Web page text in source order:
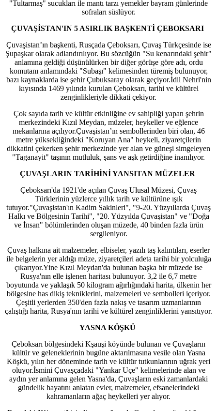
"Tultarmaş" sucukları ile mantı tarzı yemekler bayram günlerinde
sofraları süslüyor.
ÇUVAŞİSTAN'IN 5 ASIRLIK BAŞKENTİ ÇEBOKSARI
Çuvaşistan’ın başkenti, Rusçada Çeboksarı, Çuvaş Türkçesinde ise
Şupaşkar olarak adlandırılıyor. Bu sözcüğün "Su kenarındaki şehir"
anlamına geldiği düşünülürken bir diğer görüşe göre adı, ordu
komutanı anlamındaki "Subaşı" kelimesinden türemiş bulunuyor,
bazı kaynaklarda ise şehir Çubuksaray olarak geçiyor.İdil Nehri'nin
kıyısında 1469 yılında kurulan Çeboksarı, tarihi ve kültürel
zenginlikleriyle dikkati çekiyor.
Çok sayıda tarih ve kültür etkinliğine ev sahipliği yapan şehrin
merkezindeki Kızıl Meydan, müzeler, heykeller ve eğlence
mekanlarına açılıyor.Çuvaşistan’ın sembollerinden biri olan, 46
metre yüksekliğindeki "Koruyan Ana" heykeli, ziyaretçilerin
dikkatini çekerken şehir merkezinde yer alan ve güneşi simgeleyen
"Taganayit" taşının mutluluk, şans ve aşk getirdiğine inanılıyor.
ÇUVAŞLARIN TARİHİNİ YANSITAN MÜZELER
Çeboksarı'da 1921'de açılan Çuvaş Ulusal Müzesi, Çuvaş
Türklerinin yüzlerce yıllık tarih ve kültürüne ışık
tutuyor."Çuvaşistan'ın Kadim Sakinleri", "9-20. Yüzyıllarda Çuvaş
Halkı ve Bölgesinin Tarihi", "20. Yüzyılda Çuvaşistan" ve "Doğa
ve İnsan" bölümlerinden oluşan müzede, 40 binden fazla ürün
sergileniyor.
Çuvaş halkına ait malzemeler, elbiseler, yazılı taş kalıntıları, eserler
ile belgelerin yer aldığı müze, ziyaretçileri adeta tarihi bir yolculuğa
çıkarıyor.Yine Kızıl Meydan'da bulunan başka bir müzede ise
Rusya'nın elle işlenen haritası bulunuyor. 3,2 ile 6,7 metre
boyutunda ve yaklaşık 50 kilogram ağırlığındaki harita, ülkenin her
bölgesine has dikiş tekniklerini, malzemeleri ve sembolleri içeriyor.
Çeşitli yerlerden 350'den fazla nakış ve tasarım uzmanlarının
çalıştığı harita, Rusya'nın tarihi ve kültürel zenginliklerini yansıtıyor.
YASNA KÖŞKÜ
Çeboksarı bölgesindeki Kşauşi köyünde bulunan ve Çuvaşların
kültür ve geleneklerinin bugüne aktarılmasına vesile olan Yasna
Köşkü, yılın her döneminde tarih ve kültür tutkunlarının uğrak yeri
oluyor.İsmini Çuvaşçadaki "Yankar Uçe" kelimelerinde alan ve
aydın yer anlamına gelen Yasna'da, Çuvaşların eski zamanlardaki
gündelik hayatını anlatan evler, malzemeler, efsanelerindeki
kahramanların ağaç heykelleri yer alıyor.